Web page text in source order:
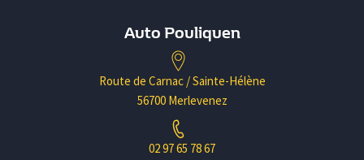
Auto Pouliquen
Route de Carnac / Sainte-Hélène
56700 Merlevenez
02 97 65 78 67